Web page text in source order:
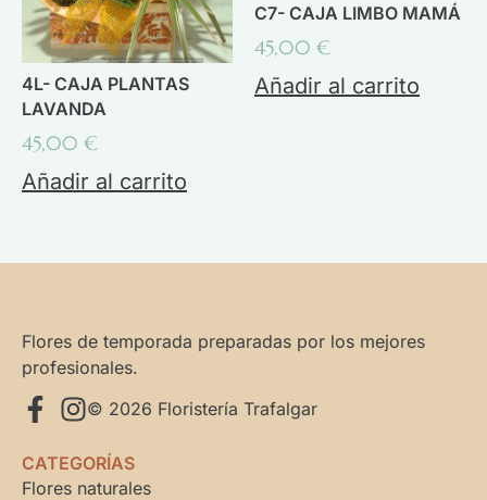
4L- CAJA PLANTAS
LAVANDA
45,00 €
Añadir al carrito
C7- CAJA LIMBO MAMÁ
45,00 €
Añadir al carrito
Flores de temporada preparadas por los mejores
profesionales.
© 2026 Floristería Trafalgar
CATEGORÍAS
Flores naturales